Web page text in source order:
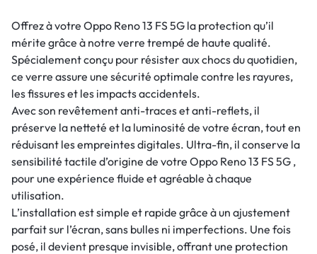
Offrez à votre Oppo Reno 13 FS 5G la protection qu’il
mérite grâce à notre verre trempé de haute qualité.
Spécialement conçu pour résister aux chocs du quotidien,
ce verre assure une sécurité optimale contre les rayures,
les fissures et les impacts accidentels.
Avec son revêtement anti-traces et anti-reflets, il
préserve la netteté et la luminosité de votre écran, tout en
réduisant les empreintes digitales. Ultra-fin, il conserve la
sensibilité tactile d’origine de votre Oppo Reno 13 FS 5G ,
pour une expérience fluide et agréable à chaque
utilisation.
L’installation est simple et rapide grâce à un ajustement
parfait sur l’écran, sans bulles ni imperfections. Une fois
posé, il devient presque invisible, offrant une protection